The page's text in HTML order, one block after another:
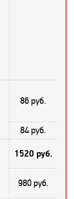
86 руб.
84 руб.
1520 руб.
980 руб.